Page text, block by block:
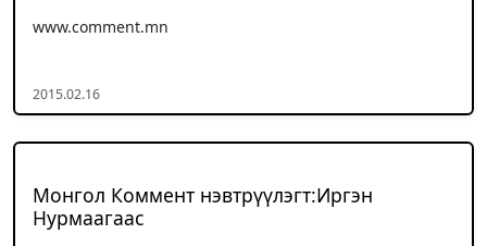
www.comment.mn
2015.02.16
Монгол Коммент нэвтрүүлэгт:Иргэн
Нурмаагаас